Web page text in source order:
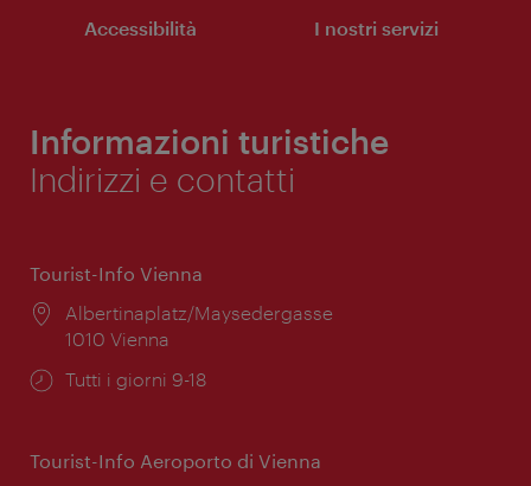
Accessibilità I nostri servizi
Informazioni turistiche
Indirizzi e contatti
Tourist-Info Vienna
Posizione:
Albertinaplatz/Maysedergasse
1010 Vienna
Orari
Tutti i giorni 9-18
Tourist-Info Aeroporto di Vienna